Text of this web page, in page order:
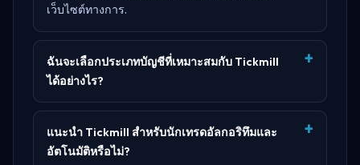
เว็บไซต์ทางการ.
ฉันจะเลือกประเภทบัญชีที่เหมาะสมกับ Tickmill
ได้อย่างไร?
แนะนำ Tickmill สำหรับนักเทรดอัลกอริทึมและ
อัตโนมัติหรือไม่?